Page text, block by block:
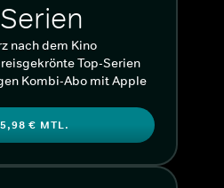
nach dem Kino
Top-Serien
Kombi-Abo mit Apple
€ MTL.